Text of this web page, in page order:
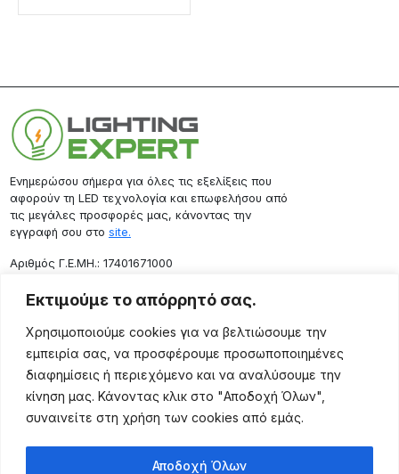
Εκτιμούμε το απόρρητό σας.
Χρησιμοποιούμε cookies για να βελτιώσουμε την
εμπειρία σας, να προσφέρουμε προσωποποιημένες
διαφημίσεις ή περιεχόμενο και να αναλύσουμε την
κίνηση μας. Κάνοντας κλικ στο "Αποδοχή Όλων",
συναινείτε στη χρήση των cookies από εμάς.
Αποδοχή Όλων
Ενημερώσου σήμερα για όλες τις εξελίξεις που
αφορούν τη LED τεχνολογία και επωφελήσου από
τις μεγάλες προσφορές μας, κάνοντας την
εγγραφή σου στο site.
Aριθμός Γ.Ε.ΜΗ.: 17401671000
Επικοινωνία
Ρόδου 133, Αθήνα 10443
(+30) 211 725 5427
sales@lightingexpert.gr
Χρήσιμες Σελίδες